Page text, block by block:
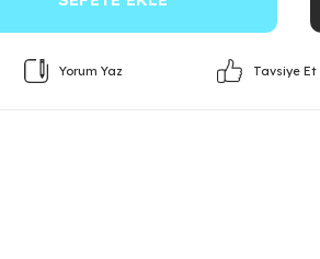
Yorum Yaz Tavsiye Et